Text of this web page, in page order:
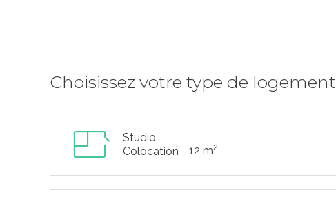
Choisissez votre type de logement
Studio
Colocation
12 m2